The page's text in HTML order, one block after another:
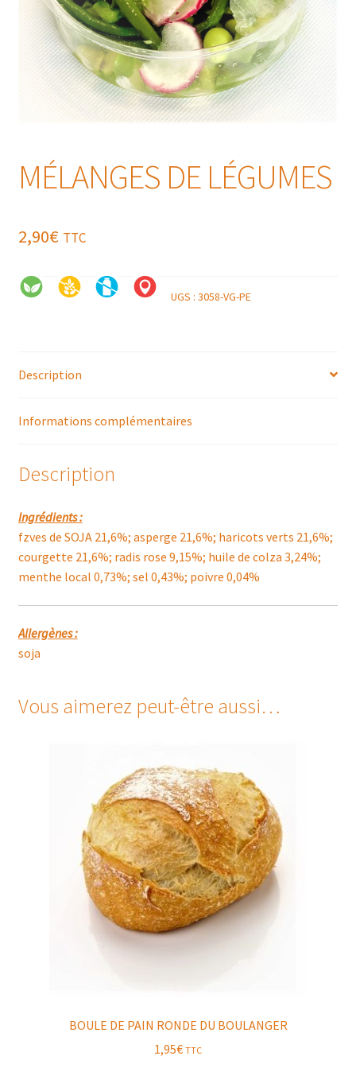
MÉLANGES DE LÉGUMES
2,90€ TTC
UGS : 3058-VG-PE
Description
Informations complémentaires
Description
Ingrédients :
fzves de SOJA 21,6%; asperge 21,6%; haricots verts 21,6%;
courgette 21,6%; radis rose 9,15%; huile de colza 3,24%;
menthe local 0,73%; sel 0,43%; poivre 0,04%
Allergènes :
soja
Vous aimerez peut-être aussi…
BOULE DE PAIN RONDE DU BOULANGER
1,95€ TTC